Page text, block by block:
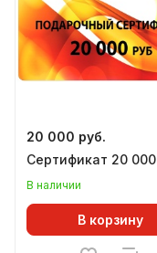
20 000 руб.
Сертификат 20 000
В наличии
В корзину